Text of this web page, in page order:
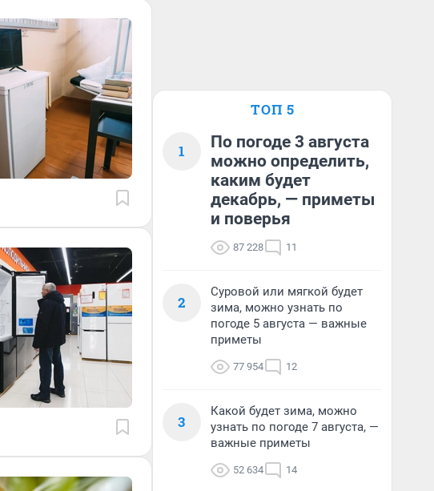
ТОП 5
1
По погоде 3 августа
можно определить,
каким будет
декабрь, — приметы
и поверья
87 228 11
2
Суровой или мягкой будет
зима, можно узнать по
погоде 5 августа — важные
приметы
77 954 12
3
Какой будет зима, можно
узнать по погоде 7 августа, —
важные приметы
52 634 14